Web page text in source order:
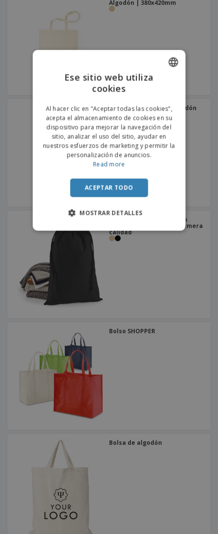
Algodón | 380x420mm
Bolsa de asa PERU | Algodón
180g | 380x420mm
Westford Mill | Bolso con
cordón de algodón de primera
calidad
Bolso SHOPPER
Bolsa de algodón
SPANISH
Ese sitio web utiliza
cookies
Al hacer clic en "Aceptar todas las cookies",
acepta el almacenamiento de cookies en su
dispositivo para mejorar la navegación del
sitio, analizar el uso del sitio, ayudar en
nuestros esfuerzos de marketing y permitir la
personalización de anuncios.
Read more
ACEPTAR TODO
MOSTRAR DETALLES